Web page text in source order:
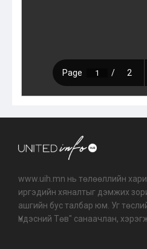
www.uih.mn нь төлөөллийн
иргэдийн хяналтыг дэмжих
ашгийн бус талбар юм. Уг
Үндэсний Төв" санаачлан,